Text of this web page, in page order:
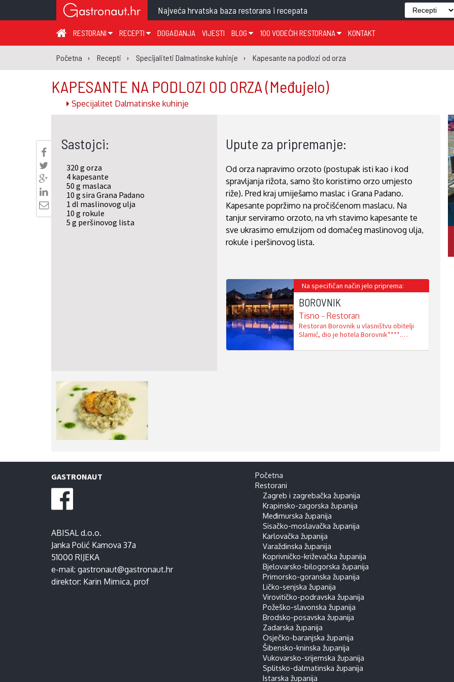
Najveća hrvatska baza restorana i recepata
RESTORANI
ZAGREB I ZAGREBAČKA ŽUPANIJA
KRAPINSKO-ZAGORSKA ŽUPANIJA
MEĐIMURSKA ŽUPANIJA
SISAČKO-MOSLAVAČKA ŽUPANIJA
KARLOVAČKA ŽUPANIJA
VARAŽDINSKA ŽUPANIJA
KOPRIVNIČKO-KRIŽEVAČKA ŽUPANIJA
VIROVITIČKO-PODRAVSKA ŽUPANIJA
POŽEŠKO-SLAVONSKA ŽUPANIJA
OSJEČKO-BARANJSKA ŽUPANIJA
ŠIBENSKO-KNINSKA ŽUPANIJA
VUKOVARSKO-SRIJEMSKA ŽUPANIJA
SPLITSKO-DALMATINSKA ŽUPANIJA
ISTARSKA ŽUPANIJA
DUBROVAČKO-NERETVANSKA ŽUPANIJA
RECEPTI
JUHA
PREDJELO
GLAVNO JELO
MEĐUJELO
PRILOG
UMAK
SALATA
DOGAĐANJA VIJESTI BLOG
TEMA TJEDNA
KLUB
GASTRO REGIJE
100 VODEĆIH RESTORANA
GLASANJE KNJIGE
KONTAKT
Početna Recepti Specijaliteti Dalmatinske kuhinje Kapesante na podlozi od orza
KAPESANTE NA PODLOZI OD ORZA(Međujelo)
Specijalitet Dalmatinske kuhinje
Sastojci:
320 g orza
4 kapesante
50 g maslaca
10 g sira Grana Padano
1 dl maslinovog ulja
10 g rokule
5 g peršinovog lista
Upute za pripremanje:
Od orza napravimo orzoto (postupak isti kao i kod
spravljanja rižota, samo što koristimo orzo umjesto
riže). Pred kraj umiješamo maslac i Grana Padano.
Kapesante popržimo na pročišćenom maslacu. Na
tanjur serviramo orzoto, na vrh stavimo kapesante te
sve ukrasimo emulzijom od domaćeg maslinovog ulja,
rokule i peršinovog lista.
Na specifičan način jelo priprema:
BOROVNIK
Tisno - Restoran
Restoran Borovnik u vlasništvu obitelji
Slamić, dio je hotela Borovnik****.
topline, a samo ga stakleni zid dijeli od
GASTRONAUT
ABISAL d.o.o.
Janka Polić Kamova 37a
51000 RIJEKA
e-mail: gastronaut@gastronaut.hr
direktor: Karin Mimica, prof
Početna
Restorani
Zagreb i zagrebačka županija
Krapinsko-zagorska županija
Međimurska županija
Sisačko-moslavačka županija
Karlovačka županija
Varaždinska županija
Koprivničko-križevačka županija
Bjelovarsko-bilogorska županija
Primorsko-goranska županija
Ličko-senjska županija
Virovitičko-podravska županija
Požeško-slavonska županija
Brodsko-posavska županija
Zadarska županija
Osječko-baranjska županija
Šibensko-kninska županija
Vukovarsko-srijemska županija
Splitsko-dalmatinska županija
Istarska županija